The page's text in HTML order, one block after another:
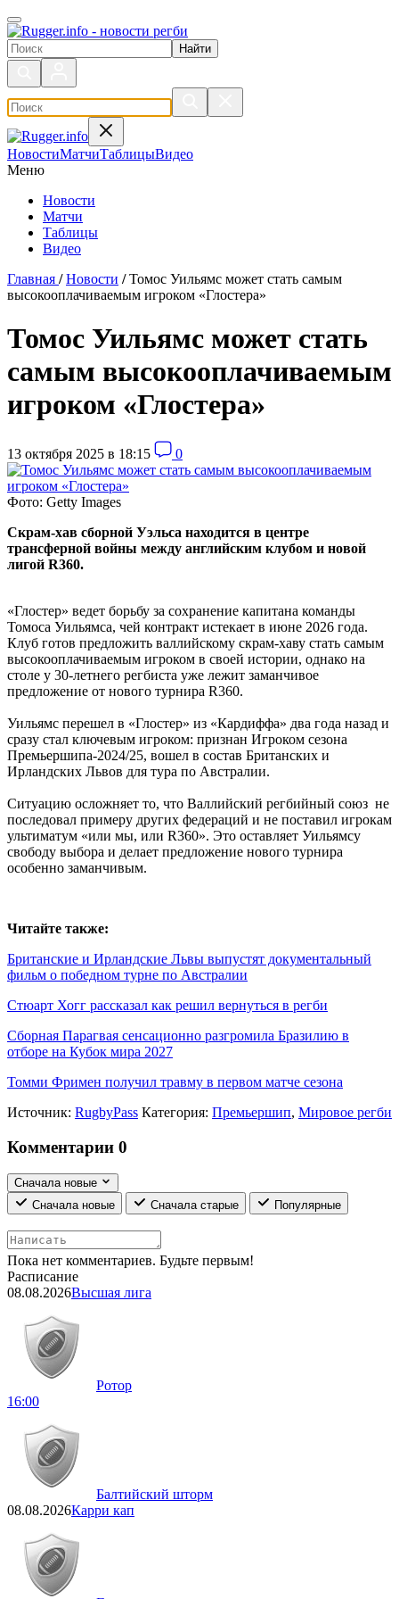
Поиск по сайту
НовостиМатчиТаблицыВидео
Меню
Новости
Матчи
Таблицы
Видео
Главная / Новости / Томос Уильямс может стать самым
высокооплачиваемым игроком «Глостера»
Томос Уильямс может стать
самым высокооплачиваемым
игроком «Глостера»
13 октября 2025 в 18:15 0
Фото: Getty Images
Скрам-хав сборной Уэльса находится в центре
трансферной войны между английским клубом и новой
лигой R360.
«Глостер» ведет борьбу за сохранение капитана команды
Томоса Уильямса, чей контракт истекает в июне 2026 года.
Клуб готов предложить валлийскому скрам-хаву стать самым
высокооплачиваемым игроком в своей истории, однако на
столе у 30-летнего регбиста уже лежит заманчивое
предложение от нового турнира R360.
Уильямс перешел в «Глостер» из «Кардиффа» два года назад и
сразу стал ключевым игроком: признан Игроком сезона
Премьершипа-2024/25, вошел в состав Британских и
Ирландских Львов для тура по Австралии.
Ситуацию осложняет то, что Валлийский регбийный союз не
последовал примеру других федераций и не поставил игрокам
ультиматум «или мы, или R360». Это оставляет Уильямсу
свободу выбора и делает предложение нового турнира
особенно заманчивым.
Читайте также:
Британские и Ирландские Львы выпустят документальный
фильм о победном турне по Австралии
Стюарт Хогг рассказал как решил вернуться в регби
Сборная Парагвая сенсационно разгромила Бразилию в
отборе на Кубок мира 2027
Томми Фримен получил травму в первом матче сезона
Источник: RugbyPass Категория: Премьершип, Мировое регби
Комментарии 0
Сначала новые
Сначала новые
Сначала старые Популярные
Пока нет комментариев. Будьте первым!
Расписание
08.08.2026Высшая лига
Ротор
16:00
Балтийский шторм
08.08.2026Карри кап